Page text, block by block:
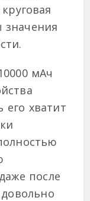
мАч
его хватит
после